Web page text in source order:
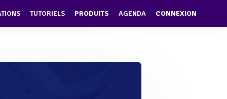
TUTORIELS PRODUITS AGENDA CONNEXION